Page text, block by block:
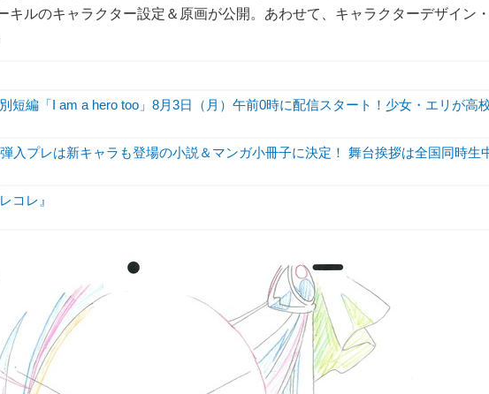
キルのキャラクター設定＆原画が公開。あわせて、キャラクターデザイン・
短編「I am a hero too」8月3日（月）午前0時に配信スタート！少女・エリが高
入プレは新キャラも登場の小説＆マンガ小冊子に決定！ 舞台挨拶は全国同時生
コレ』